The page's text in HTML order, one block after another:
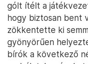
gólt ítélt a
hogy biztosan bent
zökkentette ki
gyönyörűen
bírók a következő